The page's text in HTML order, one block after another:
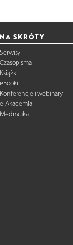
NA SKRÓTY
Serwisy
Czasopisma
Książki
eBooki
Konferencje i webinary
e-Akademia
Mednauka